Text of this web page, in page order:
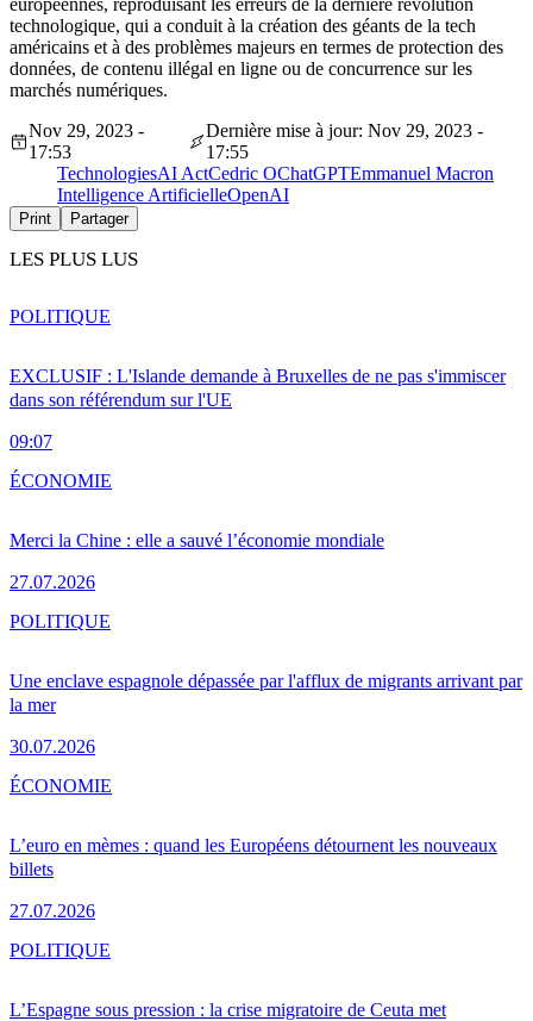
technologique, qui a conduit à la création des géants de la tech
américains et à des problèmes majeurs en termes de protection des
données, de contenu illégal en ligne ou de concurrence sur les
marchés numériques.
Nov 29, 2023 -
17:53
Dernière mise à jour: Nov 29, 2023 -
17:55
TechnologiesAI ActCedric OChatGPTEmmanuel Macron
Intelligence ArtificielleOpenAI
Print Partager
LES PLUS LUS
EXCLUSIF : L'Islande demande à Bruxelles de ne pas s'immiscer
dans son référendum sur l'UE
09:07
POLITIQUE
Merci la Chine : elle a sauvé l’économie mondiale
27.07.2026
ÉCONOMIE
Une enclave espagnole dépassée par l'afflux de migrants arrivant par
la mer
30.07.2026
POLITIQUE
L’euro en mèmes : quand les Européens détournent les nouveaux
billets
27.07.2026
ÉCONOMIE
L’Espagne sous pression : la crise migratoire de Ceuta met
POLITIQUE